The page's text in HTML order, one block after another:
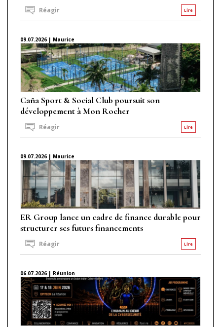
Lire
Réagir
09.07.2026 | Maurice
Caña Sport & Social Club poursuit son
développement à Mon Rocher
Lire
Réagir
09.07.2026 | Maurice
ER Group lance un cadre de finance durable pour
structurer ses futurs financements
Lire
Réagir
06.07.2026 | Réunion